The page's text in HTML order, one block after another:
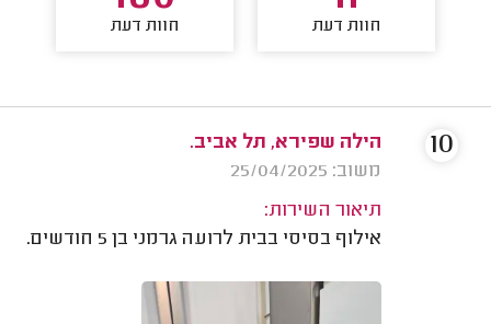
חוות דעת חוות דעת
הילה שפירא, תל אביב.
משוב: 25/04/2025
תיאור השירות:
אילוף בסיסי בבית לרועה גרמני בן 5 חודשים.
10